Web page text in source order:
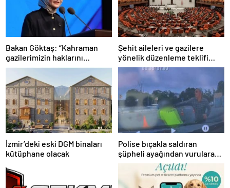
Bakan Göktaş: “Kahraman
gazilerimizin haklarını
güçlendiren yeni bir dönemin
kapılarını aralıyoruz”
Şehit aileleri ve gazilere
yönelik düzenleme teklifi
Meclis’te kabul edildi
İzmir’deki eski DGM binaları
kütüphane olacak
Polise bıçakla saldıran
şüpheli ayağından vurularak